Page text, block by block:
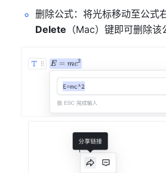
删除公式：将光标移动至公式
Delete （Mac）键即可删除该